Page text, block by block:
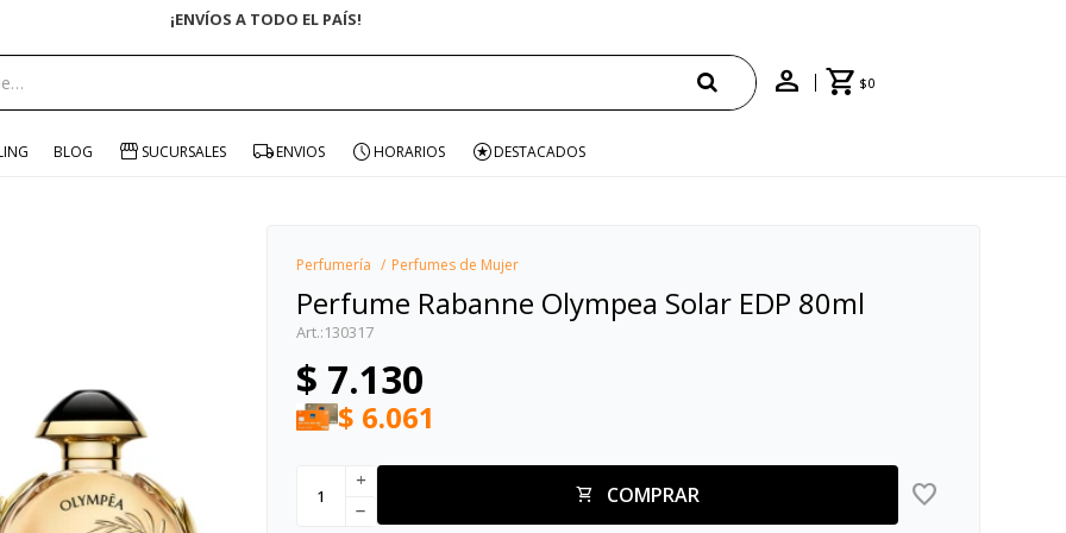
¡ENVÍOS A TODO EL PAÍS!
$0
BLOG SUCURSALES ENVIOS HORARIOS DESTACADOS
Perfumería Perfumes de Mujer
Perfume Rabanne Olympea Solar EDP 80ml
130317
$ 7.130
$ 6.061
COMPRAR
add
remove